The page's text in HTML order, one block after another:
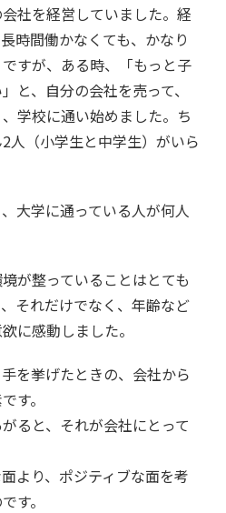
社を経営していました。経
時間働かなくても、かなり
すが、ある時、「もっと子
と、自分の会社を売って、
学校に通い始めました。ち
人（小学生と中学生）がいら
大学に通っている人が何人
が整っていることはとても
それだけでなく、年齢など
に感動しました。
を挙げたときの、会社から
す。
ると、それが会社にとって
より、ポジティブな面を考
す。